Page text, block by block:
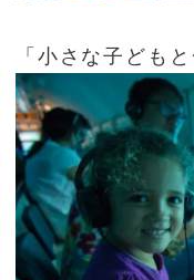
「小さな子ども